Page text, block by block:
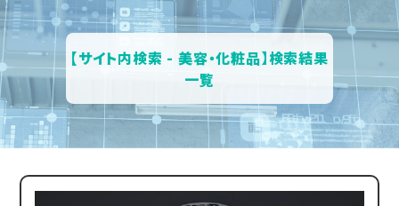
【サイト内検索 - 美容・化粧品】検索結果
一覧